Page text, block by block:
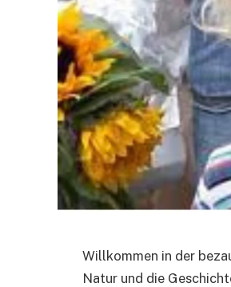
Willkommen in der
Natur und die